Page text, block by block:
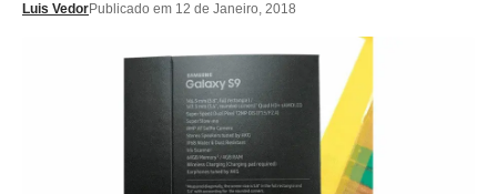
Luis VedorPublicado em 12 de Janeiro, 2018